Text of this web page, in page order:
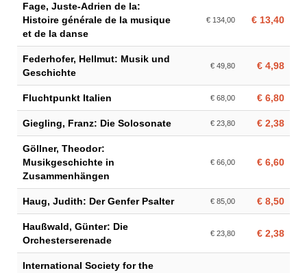
Fage, Juste-Adrien de la:
Histoire générale de la musique
et de la danse
€ 134,00 € 13,40
Federhofer, Hellmut: Musik und
Geschichte
€ 49,80 € 4,98
Fluchtpunkt Italien € 68,00 € 6,80
Giegling, Franz: Die Solosonate € 23,80 € 2,38
Göllner, Theodor:
Musikgeschichte in
Zusammenhängen
€ 66,00 € 6,60
Haug, Judith: Der Genfer Psalter € 85,00 € 8,50
Haußwald, Günter: Die
Orchesterserenade
€ 23,80 € 2,38
International Society for the